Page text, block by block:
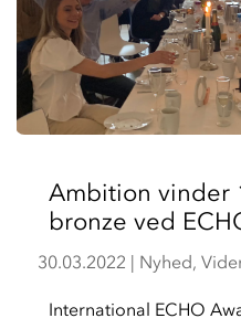
Ambition vinder
bronze ved
30.03.2022 | Nyhed,
International ECHO